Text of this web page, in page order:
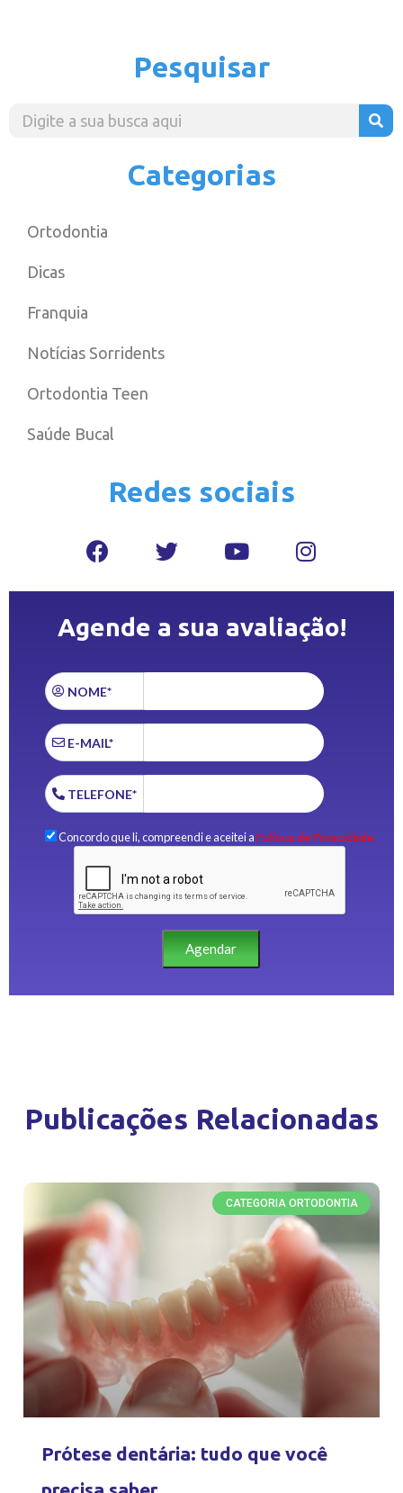
Pesquisar
Categorias
Ortodontia
Dicas
Franquia
Notícias Sorridents
Ortodontia Teen
Saúde Bucal
Redes sociais
Agende a sua avaliação!
NOME*
E-MAIL*
TELEFONE*
Concordo que li, compreendi e aceitei a Política de Privacidade.
Agendar
Publicações Relacionadas
CATEGORIA ORTODONTIA
Prótese dentária: tudo que você